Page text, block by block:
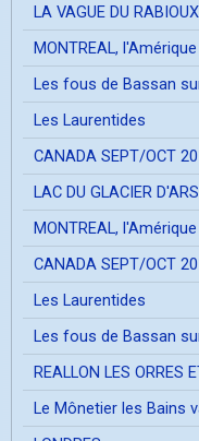
LA VAGUE DU
MONTREAL,
Les fous de Bassan
Les Laurentides
CANADA SEPT/OCT
LAC DU GLACIER
MONTREAL,
CANADA SEPT/OCT
Les Laurentides
Les fous de Bassan
REALLON LES ORRES
Le Mônetier les Bains